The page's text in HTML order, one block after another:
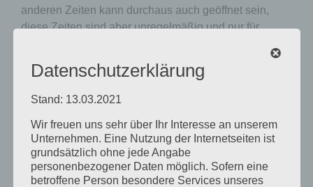
anderen Zeiten kann durchaus auch geöffnet sein,
diese Zeiten sind aber unregelmäßig und nur für
Die Plätze im Lab sind beschränkt. Daher kann es (vor
allem, wenn ihr eine längere Anfahrt habt) sinnvoll
sein, vorher sich telefonisch zu erkundigen wie voll
Reservierung ist jedoch nicht möglich.Unsere
Mitglieder können im Slack-Channel #öffnungszeiten
sehen, wie voll die Werkstatt aktuell ist.
Wenn ihr Interesse an der Nutzung einer konkreten
Datenschutzerklärung
Stand: 13.03.2021
Wir freuen uns sehr über Ihr Interesse an unserem
Unternehmen. Eine Nutzung der Internetseiten ist
grundsätzlich ohne jede Angabe
personenbezogener Daten möglich. Sofern eine
betroffene Person besondere Services unseres